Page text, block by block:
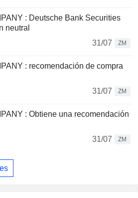
: Deutsche Bank Securities
neutral
31/07
ZM
: recomendación de compra
31/07
ZM
: Obtiene una recomendación
31/07
ZM